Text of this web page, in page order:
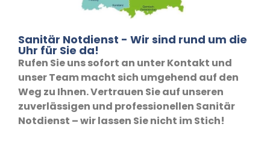
Sanitär Notdienst - Wir sind rund um die
Uhr für Sie da!
Rufen Sie uns sofort an unter Kontakt und
unser Team macht sich umgehend auf den
Weg zu Ihnen. Vertrauen Sie auf unseren
zuverlässigen und professionellen Sanitär
Notdienst – wir lassen Sie nicht im Stich!